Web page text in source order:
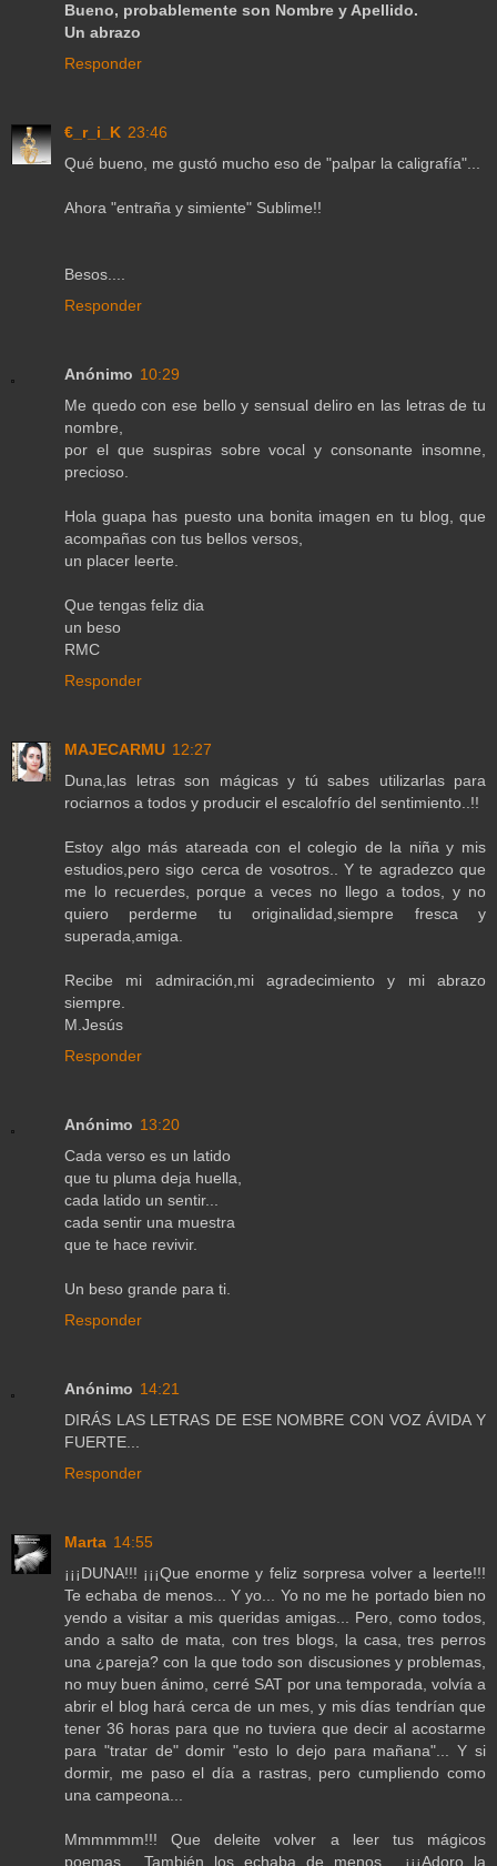
Bueno, probablemente son Nombre y Apellido.
Un abrazo
Responder
€_r_i_K 23:46
Qué bueno, me gustó mucho eso de "palpar la caligrafía"...
Ahora "entraña y simiente" Sublime!!
Besos....
Responder
Anónimo 10:29
Me quedo con ese bello y sensual deliro en las letras de tu
nombre,
por el que suspiras sobre vocal y consonante insomne,
precioso.
Hola guapa has puesto una bonita imagen en tu blog, que
acompañas con tus bellos versos,
un placer leerte.
Que tengas feliz dia
un beso
RMC
Responder
MAJECARMU 12:27
Duna,las letras son mágicas y tú sabes utilizarlas para
rociarnos a todos y producir el escalofrío del sentimiento..!!
Estoy algo más atareada con el colegio de la niña y mis
estudios,pero sigo cerca de vosotros.. Y te agradezco que
me lo recuerdes, porque a veces no llego a todos, y no
quiero perderme tu originalidad,siempre fresca y
superada,amiga.
Recibe mi admiración,mi agradecimiento y mi abrazo
siempre.
M.Jesús
Responder
Anónimo 13:20
Cada verso es un latido
que tu pluma deja huella,
cada latido un sentir...
cada sentir una muestra
que te hace revivir.
Un beso grande para ti.
Responder
Anónimo 14:21
DIRÁS LAS LETRAS DE ESE NOMBRE CON VOZ ÁVIDA Y
FUERTE...
Responder
Marta 14:55
¡¡¡DUNA!!! ¡¡¡Que enorme y feliz sorpresa volver a leerte!!!
Te echaba de menos... Y yo... Yo no me he portado bien no
yendo a visitar a mis queridas amigas... Pero, como todos,
ando a salto de mata, con tres blogs, la casa, tres perros
una ¿pareja? con la que todo son discusiones y problemas,
no muy buen ánimo, cerré SAT por una temporada, volvía a
abrir el blog hará cerca de un mes, y mis días tendrían que
tener 36 horas para que no tuviera que decir al acostarme
para "tratar de" domir "esto lo dejo para mañana"... Y si
dormir, me paso el día a rastras, pero cumpliendo como
una campeona...
Mmmmmm!!! Que deleite volver a leer tus mágicos
poemas... También los echaba de menos... ¡¡¡Adoro la